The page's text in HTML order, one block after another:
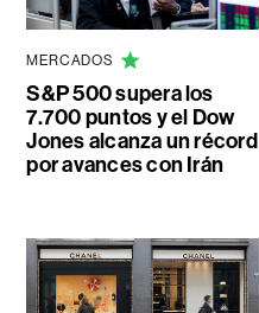
MERCADOS
S&P 500 supera los
7.700 puntos y el Dow
Jones alcanza un récord
por avances con Irán